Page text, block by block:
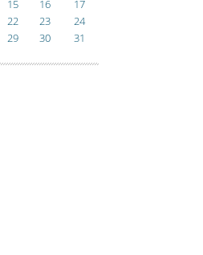
15 16
17
22 23
24
29 30 31